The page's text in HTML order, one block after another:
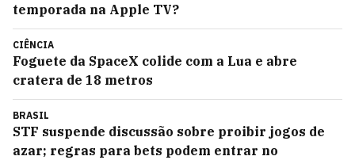
temporada na Apple TV?
CIÊNCIA
Foguete da SpaceX colide com a Lua e abre
cratera de 18 metros
BRASIL
STF suspende discussão sobre proibir jogos de
azar; regras para bets podem entrar no